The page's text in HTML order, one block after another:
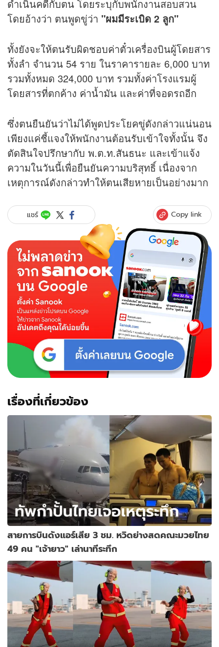
ดำเนินคดีกับตน โดยระบุกับพนักงานสอบสวน
โดยอ้างว่า ตนพูดขู่ว่า "ผมมีระเบิด 2 ลูก"
ทั้งยังจะให้ตนรับผิดชอบค่าตั๋วเครื่องบินผู้โดยสาร
ทั้งลำ จำนวน 54 ราย ในราคารายละ 6,000 บาท
รวมทั้งหมด 324,000 บาท รวมทั้งค่าโรงแรมผู้
โดยสารที่ตกค้าง ค่าน้ำมัน และค่าที่จอดรถอีก
ซึ่งตนยืนยันว่าไม่ได้พูดประโยคขู่ดังกล่าวแน่นอน
เพียงแค่ชี้แจงให้พนักงานต้อนรับเข้าใจทั้งนั้น จึง
ตัดสินใจปรึกษากับ พ.ต.ท.สันธนะ และเข้าแจ้ง
ความในวันนี้เพื่อยืนยันความบริสุทธิ์ เนื่องจาก
เหตุการณ์ดังกล่าวทำให้ตนเสียหายเป็นอย่างมาก
แชร์ Copy link
เรื่องที่เกี่ยวข้อง
สายการบินดังแอร์เสีย 3 ชม. หวิดย่างสดคณะมวยไทย
49 คน "เจ้ายาว" เล่านาทีระทึก